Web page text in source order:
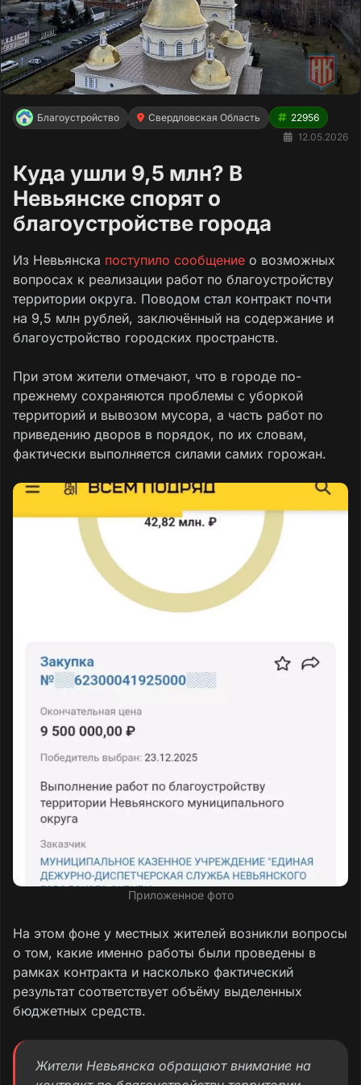
Благоустройство Свердловская Область
22956
12.05.2026
Куда ушли 9,5 млн? В
Невьянске спорят о
благоустройстве города
Из Невьянска поступило сообщение о возможных
вопросах к реализации работ по благоустройству
территории округа. Поводом стал контракт почти
на 9,5 млн рублей, заключённый на содержание и
благоустройство городских пространств.
При этом жители отмечают, что в городе по-
прежнему сохраняются проблемы с уборкой
территорий и вывозом мусора, а часть работ по
приведению дворов в порядок, по их словам,
фактически выполняется силами самих горожан.
Приложенное фото
На этом фоне у местных жителей возникли вопросы
о том, какие именно работы были проведены в
рамках контракта и насколько фактический
результат соответствует объёму выделенных
бюджетных средств.
Жители Невьянска обращают внимание на